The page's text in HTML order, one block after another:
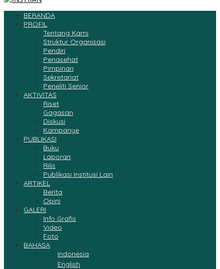
BERANDA
PROFIL
Tentang Kami
Struktur Organisasi
Pendiri
Penasehat
Pimpinan
Sekretariat
Peneliti Senior
AKTIVITAS
Riset
Gagasan
Diskusi
Kampanye
PUBLIKASI
Buku
Laporan
Rilis
Publikasi Institusi Lain
ARTIKEL
Berita
Opini
GALERI
Info Grafis
Video
Foto
BAHASA
Indonesia
English